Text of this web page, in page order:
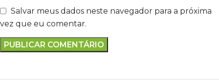
Salvar meus dados neste navegador para a próxima
vez que eu comentar.